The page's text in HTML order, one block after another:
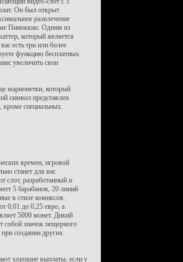
Он был открыт
развлечение
Пиноккио. Одним из
который является
есть три или более
функцию бесплатных
увеличить свои
марионетки, который
символ представлен
специальных.
времен, игровой
станет для вас
слот, разработанный и
5 барабанов, 20 линий
в стиле комиксов.
0,01 до 0,25 евро, а
5000 монет. Дикий
собой значок пещерного
создании других
хорошие выплаты, если у